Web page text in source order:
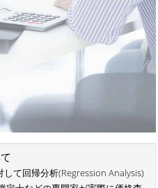
て回帰分析(Regression Analysis)